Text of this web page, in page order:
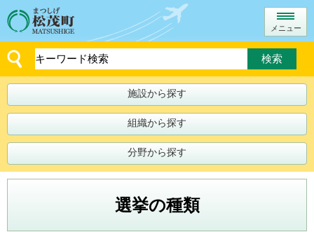
メニュー
施設から探す
組織から探す
分野から探す
選挙の種類